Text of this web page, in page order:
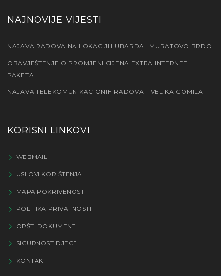
NAJNOVIJE VIJESTI
NAJAVA RADOVA NA LOKACIJI LUBARDA I MURATOVO BRDO
OBAVJEŠTENJE O PROMJENI CIJENA EXTRA INTERNET
PAKETA
NAJAVA TELEKOMUNIKACIONIH RADOVA – VELIKA GOMILA
KORISNI LINKOVI
WEBMAIL
USLOVI KORIŠTENJA
MAPA POKRIVENOSTI
POLITIKA PRIVATNOSTI
OPŠTI DOKUMENTI
SIGURNOST DJECE
KONTAKT